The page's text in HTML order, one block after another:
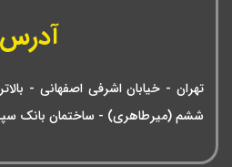
آدرس
تهران - خیابان اشرفی اصفهانی -
ششم (میرطاهری) - ساختمان بانک سپه - پلاک